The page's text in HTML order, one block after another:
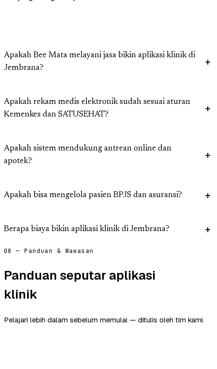
Apakah Bee Mata melayani jasa bikin aplikasi klinik di
Jembrana?
Apakah rekam medis elektronik sudah sesuai aturan
Kemenkes dan SATUSEHAT?
Apakah sistem mendukung antrean online dan
apotek?
Apakah bisa mengelola pasien BPJS dan asuransi?
Berapa biaya bikin aplikasi klinik di Jembrana?
08 — Panduan & Wawasan
Panduan seputar aplikasi
klinik
Pelajari lebih dalam sebelum memulai — ditulis oleh tim kami.